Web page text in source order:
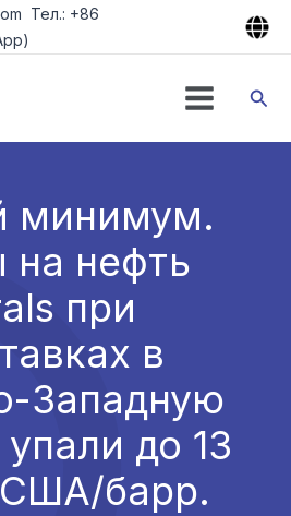
Тел.: +86
минимум.
на нефть
при
в
Западную
до 13
барр.